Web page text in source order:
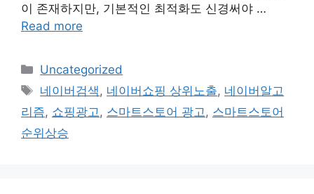
이 존재하지만, 기본적인 최적화도 신경써야 …
Read more
Categories
Uncategorized
Tags
네이버검색 , 네이버쇼핑 상위노출, 네이버알고
리즘, 쇼핑광고 , 스마트스토어 광고 , 스마트스토어
순위상승